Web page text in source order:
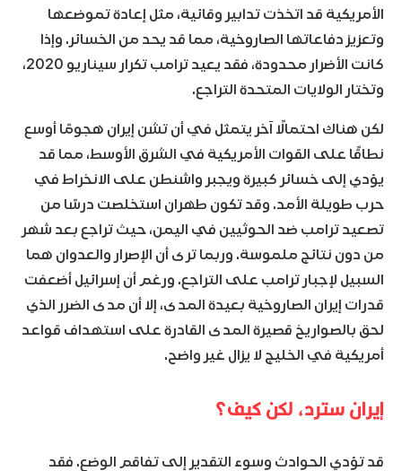
الأمريكية قد اتخذت تدابير وقائية، مثل إعادة تموضعها
وتعزيز دفاعاتها الصاروخية، مما قد يحد من الخسائر. وإذا
كانت الأضرار محدودة، فقد يعيد ترامب تكرار سيناريو 2020،
وتختار الولايات المتحدة التراجع.
لكن هناك احتمالًا آخر يتمثل في أن تشن إيران هجومًا أوسع
نطاقًا على القوات الأمريكية في الشرق الأوسط، مما قد
يؤدي إلى خسائر كبيرة ويجبر واشنطن على الانخراط في
حرب طويلة الأمد. وقد تكون طهران استخلصت درسًا من
تصعيد ترامب ضد الحوثيين في اليمن، حيث تراجع بعد شهر
من دون نتائج ملموسة. وربما ترى أن الإصرار والعدوان هما
السبيل لإجبار ترامب على التراجع. ورغم أن إسرائيل أضعفت
قدرات إيران الصاروخية بعيدة المدى، إلا أن مدى الضرر الذي
لحق بالصواريخ قصيرة المدى القادرة على استهداف قواعد
أمريكية في الخليج لا يزال غير واضح.
إيران سترد، لكن كيف؟
قد تؤدي الحوادث وسوء التقدير إلى تفاقم الوضع. فقد